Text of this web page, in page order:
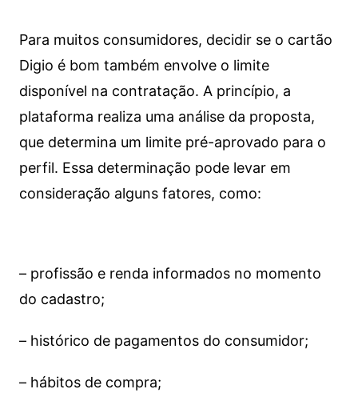
Para muitos consumidores, decidir se o cartão
Digio é bom também envolve o limite
disponível na contratação. A princípio, a
plataforma realiza uma análise da proposta,
que determina um limite pré-aprovado para o
perfil. Essa determinação pode levar em
consideração alguns fatores, como:
– profissão e renda informados no momento
do cadastro;
– histórico de pagamentos do consumidor;
– hábitos de compra;